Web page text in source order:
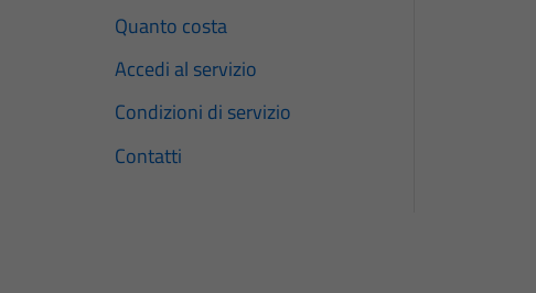
Quanto costa
Accedi al servizio
Condizioni di servizio
Contatti